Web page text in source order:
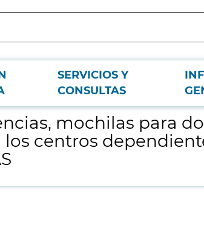
SERVICIOS Y
CONSULTAS
digitales portátiles con destino a los centros
mochilas para
centros